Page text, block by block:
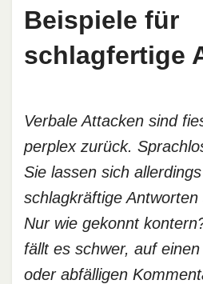
Beispiele für
schlagfertige
Verbale Attacken sind
perplex zurück.
Sie lassen sich
schlagkräftige
Nur wie gekonnt
fällt es schwer, auf
oder abfälligen